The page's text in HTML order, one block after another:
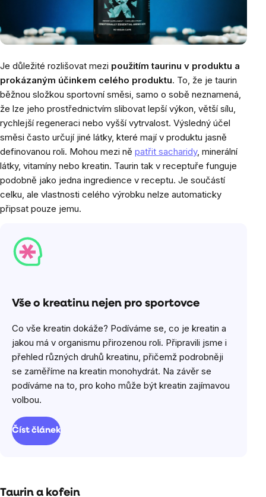
Je důležité rozlišovat mezi použitím taurinu v produktu a
prokázaným účinkem celého produktu. To, že je taurin
běžnou složkou sportovní směsi, samo o sobě neznamená,
že lze jeho prostřednictvím slibovat lepší výkon, větší sílu,
rychlejší regeneraci nebo vyšší vytrvalost. Výsledný účel
směsi často určují jiné látky, které mají v produktu jasně
definovanou roli. Mohou mezi ně patřit sacharidy, minerální
látky, vitamíny nebo kreatin. Taurin tak v receptuře funguje
podobně jako jedna ingredience v receptu. Je součástí
celku, ale vlastnosti celého výrobku nelze automaticky
připsat pouze jemu.
Vše o kreatinu nejen pro sportovce
Co vše kreatin dokáže? Podíváme se, co je kreatin a
jakou má v organismu přirozenou roli. Připravili jsme i
přehled různých druhů kreatinu, přičemž podrobněji
se zaměříme na kreatin monohydrát. Na závěr se
podíváme na to, pro koho může být kreatin zajímavou
volbou.
Číst článek
Taurin a kofein